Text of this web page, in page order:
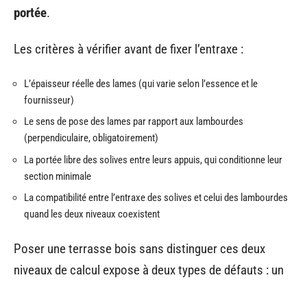
portée.
Les critères à vérifier avant de fixer l’entraxe :
L’épaisseur réelle des lames (qui varie selon l’essence et le
fournisseur)
Le sens de pose des lames par rapport aux lambourdes
(perpendiculaire, obligatoirement)
La portée libre des solives entre leurs appuis, qui conditionne leur
section minimale
La compatibilité entre l’entraxe des solives et celui des lambourdes
quand les deux niveaux coexistent
Poser une terrasse bois sans distinguer ces deux
niveaux de calcul expose à deux types de défauts : un